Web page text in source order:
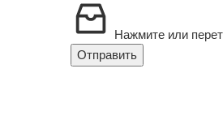
Нажмите или
Отправить